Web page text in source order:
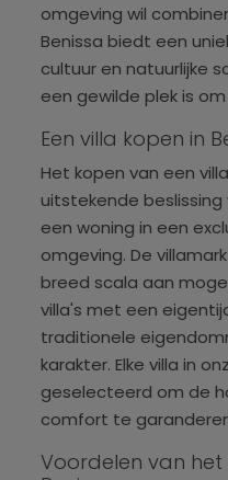
omgeving wil
Benissa biedt een
cultuur en natuurlijke
een gewilde plek is
Een villa kopen in
Het kopen van een
uitstekende beslissing
een woning in een
omgeving. De
breed scala aan
villa's met een
traditionele
karakter. Elke villa in
geselecteerd om de
comfort te
Voordelen van het